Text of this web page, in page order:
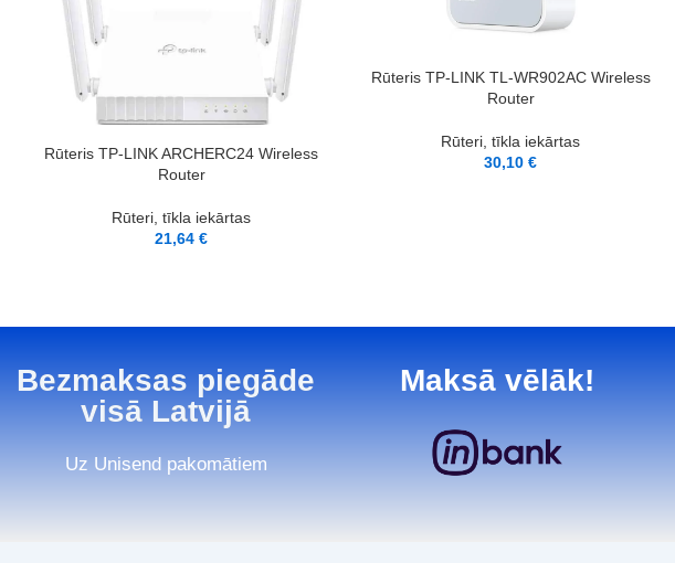
PIEVIENOT GROZAM
Rūteris TP-LINK ARCHERC24 Wireless
Router
Rūteri, tīkla iekārtas
21,64 €
LASĪT VAIRĀK
Rūteris TP-LINK TL-WR902AC Wireless
Router
Rūteri, tīkla iekārtas
30,10 €
Bezmaksas piegāde
visā Latvijā
Uz Unisend pakomātiem
Maksā vēlāk!